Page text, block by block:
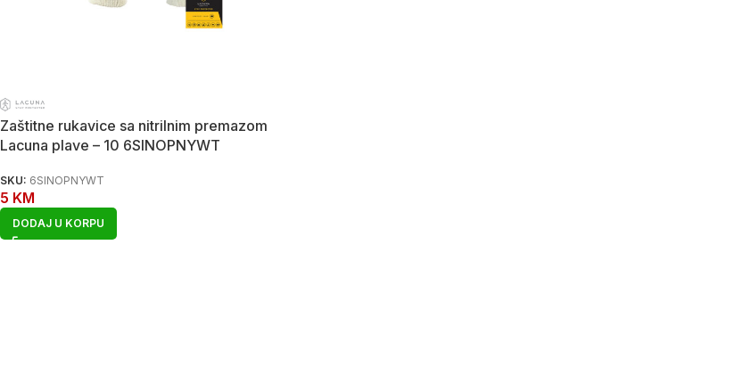
Zaštitne rukavice sa nitrilnim premazom
Lacuna plave – 10 6SINOPNYWT
SKU: 6SINOPNYWT
5 KM
DODAJ U KORPU